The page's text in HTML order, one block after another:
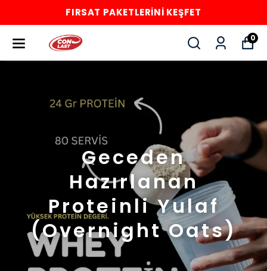
FIRSAT PAKETLERİNİ KEŞFET
0
Geceden
Hazırlanan
Proteinli Yulaf
(Overnight Oats)